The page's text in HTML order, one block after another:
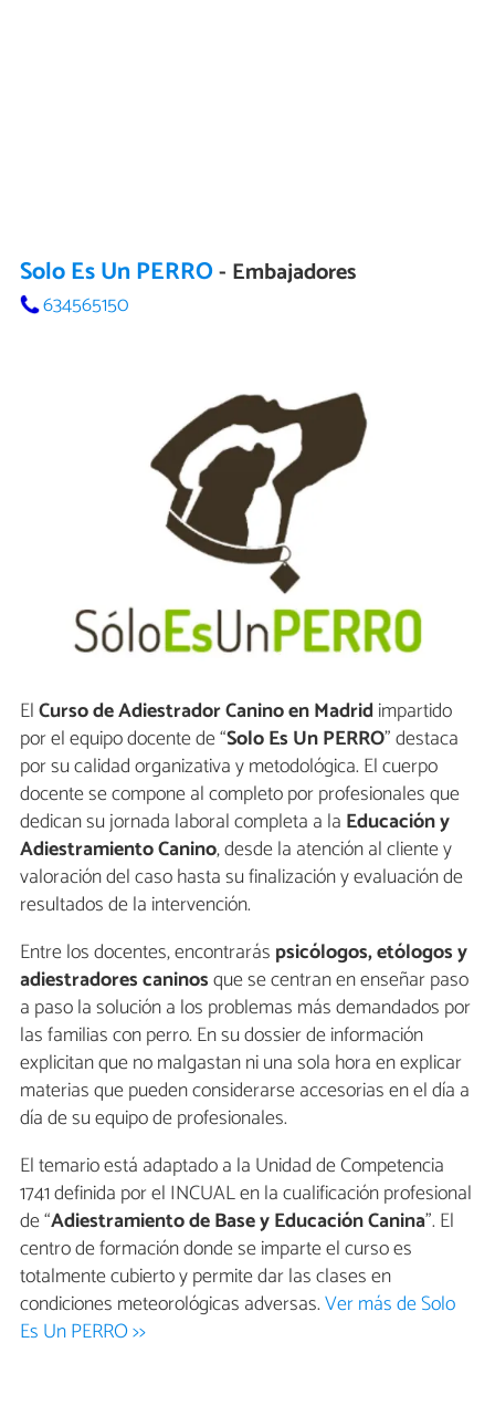
Solo Es Un PERRO- Embajadores
634565150
ElCurso de Adiestrador Canino en Madridimpartido
por el equipo docente de “Solo Es Un PERRO” destaca
por su calidad organizativa y metodológica. El cuerpo
docente se compone al completo por profesionales que
dedican su jornada laboral completa a la Educación y
Adiestramiento Canino, desde la atención al cliente y
valoración del caso hasta su finalización y evaluación de
resultados de la intervención.
Entre los docentes, encontrarás psicólogos, etólogos y
adiestradores caninosque se centran en enseñar paso
a paso la solución a los problemas más demandados por
las familias con perro. En su dossier de información
explicitan que no malgastan ni una sola hora en explicar
materias que pueden considerarse accesorias en el día a
día de su equipo de profesionales.
El temario está adaptado a la Unidad de Competencia
1741 definida por el INCUAL en la cualificación profesional
de “Adiestramiento de Base y Educación Canina”. El
centro de formación donde se imparte el curso es
totalmente cubierto y permite dar las clases en
condiciones meteorológicas adversas.Ver más de Solo
Es Un PERRO >>